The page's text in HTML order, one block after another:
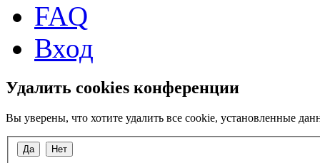
FAQ
Вход
Удалить cookies конференции
Вы уверены, что хотите удалить все cookie, установленные